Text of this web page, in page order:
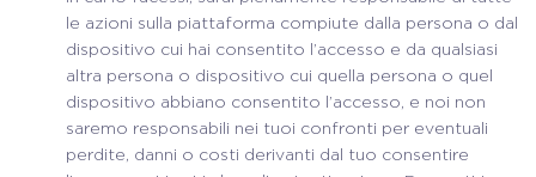
le azioni sulla piattaforma compiute dalla persona o dal
dispositivo cui hai consentito l’accesso e da qualsiasi
altra persona o dispositivo cui quella persona o quel
dispositivo abbiano consentito l’accesso, e noi non
saremo responsabili nei tuoi confronti per eventuali
perdite, danni o costi derivanti dal tuo consentire